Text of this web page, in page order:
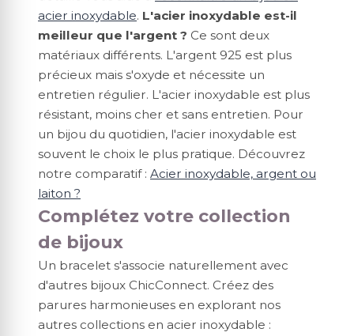
acier inoxydable. L'acier inoxydable est-il
meilleur que l'argent ? Ce sont deux
matériaux différents. L'argent 925 est plus
précieux mais s'oxyde et nécessite un
entretien régulier. L'acier inoxydable est plus
résistant, moins cher et sans entretien. Pour
un bijou du quotidien, l'acier inoxydable est
souvent le choix le plus pratique. Découvrez
notre comparatif : Acier inoxydable, argent ou
laiton ?
Complétez votre collection
de bijoux
Un bracelet s'associe naturellement avec
d'autres bijoux ChicConnect. Créez des
parures harmonieuses en explorant nos
autres collections en acier inoxydable :